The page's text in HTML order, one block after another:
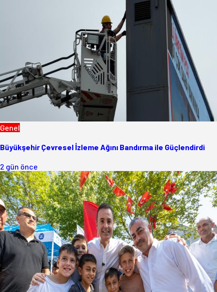
Genel
Büyükşehir Çevresel İzleme Ağını Bandırma ile Güçlendirdi
2 gün önce